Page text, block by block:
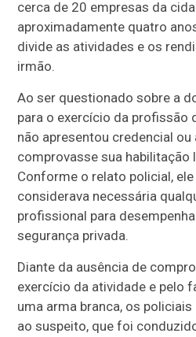
cerca de 20 empresas da
aproximadamente quatro
divide as atividades e os
irmão.
Ao ser questionado sobre a
para o exercício da profissão
não apresentou credencial
comprovasse sua habilitação
Conforme o relato policial,
considerava necessária
profissional para
segurança privada.
Diante da ausência de
exercício da atividade e pelo
uma arma branca, os
ao suspeito, que foi